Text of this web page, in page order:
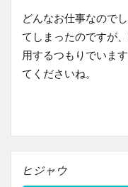
どんなお仕事なので
てしまったのですが
用するつもりでいま
てくださいね。
ヒジャウ